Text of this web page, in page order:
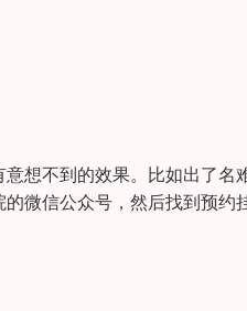
想不到的效果。比如出了
微信公众号，然后找到预